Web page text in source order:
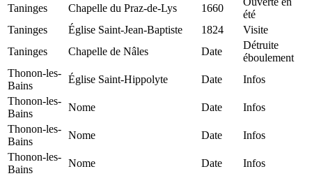
Taninges
Chapelle du Praz-de-Lys 1660
été
Taninges
Église Saint-Jean-Baptiste 1824
Visite
Taninges
Chapelle de Nâles Date
Détruite
éboulement
Thonon-les-
Bains
Église Saint-Hippolyte Date
Infos
Thonon-les-
Bains
Nome Date
Infos
Thonon-les-
Bains
Nome Date
Infos
Thonon-les-
Bains
Nome Date
Infos